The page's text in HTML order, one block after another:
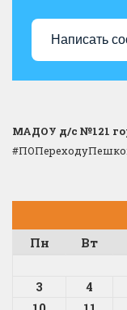
Написать
МАДОУ д/с №121
Пн
Вт
3
4